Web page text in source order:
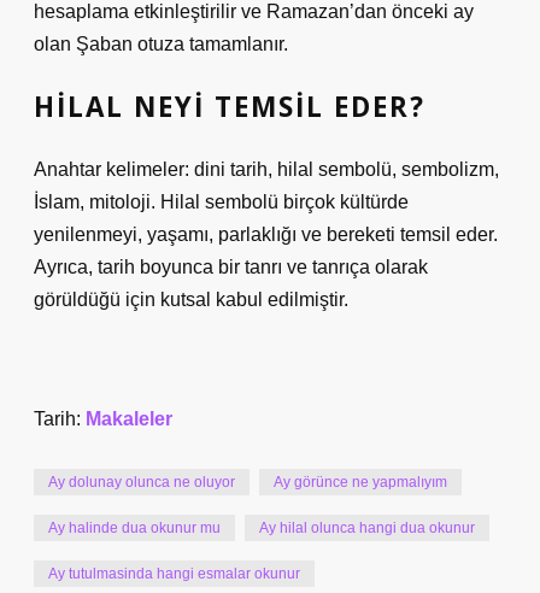
hesaplama etkinleştirilir ve Ramazan’dan önceki ay
olan Şaban otuza tamamlanır.
HILAL NEYI TEMSIL EDER?
Anahtar kelimeler: dini tarih, hilal sembolü, sembolizm,
İslam, mitoloji. Hilal sembolü birçok kültürde
yenilenmeyi, yaşamı, parlaklığı ve bereketi temsil eder.
Ayrıca, tarih boyunca bir tanrı ve tanrıça olarak
görüldüğü için kutsal kabul edilmiştir.
Tarih: Makaleler
Ay dolunay olunca ne oluyor Ay görünce ne yapmalıyım
Ay halinde dua okunur mu Ay hilal olunca hangi dua okunur
Ay tutulmasinda hangi esmalar okunur